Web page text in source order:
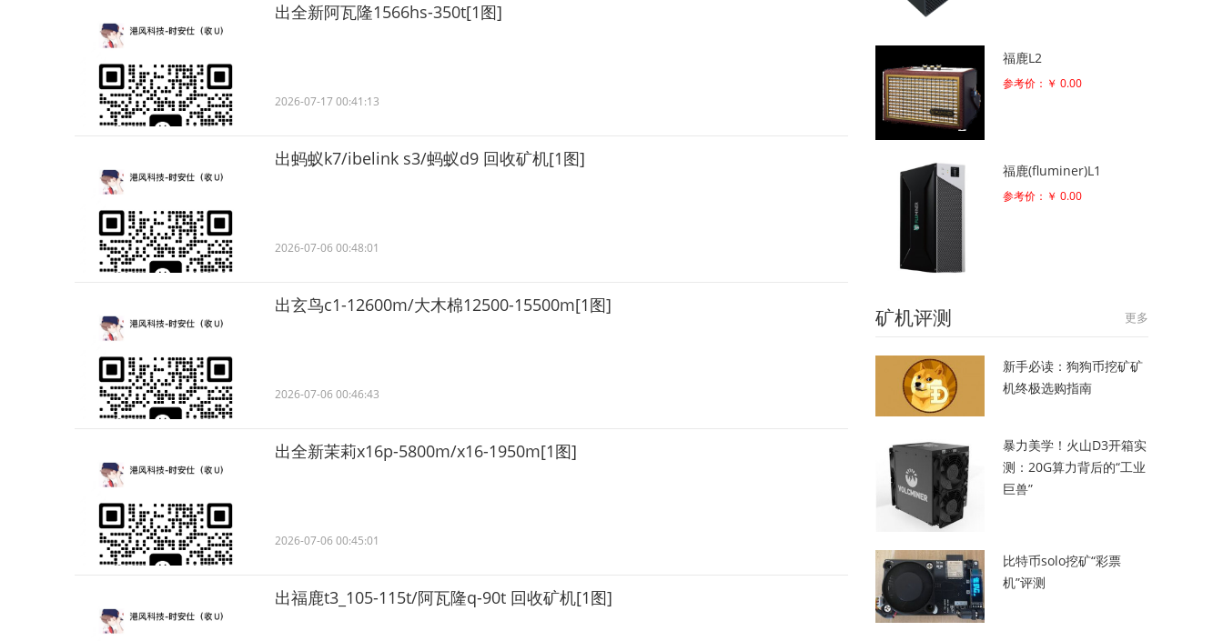
出全新阿瓦隆1566hs-350t[1图]
2026-07-17 00:41:13
出蚂蚁k7/ibelink s3/蚂蚁d9 回收矿机[1图]
2026-07-06 00:48:01
出玄鸟c1-12600m/大木棉12500-15500m[1图]
2026-07-06 00:46:43
出全新茉莉x16p-5800m/x16-1950m[1图]
2026-07-06 00:45:01
出福鹿t3_105-115t/阿瓦隆q-90t 回收矿机[1图]
福鹿L2
参考价：￥ 0.00
福鹿(fluminer)L1
参考价：￥ 0.00
更多
矿机评测
新手必读：狗狗币挖矿矿
机终极选购指南
暴力美学！火山D3开箱实
测：20G算力背后的“工业
巨兽”
比特币solo挖矿“彩票
机”评测